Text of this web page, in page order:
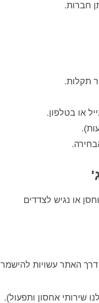
חברות.
תקלות.
או בטלפון.
או נגיש לצדדים
דרך האתר עשויות להישמר
שירותי אחסון ותפעול).